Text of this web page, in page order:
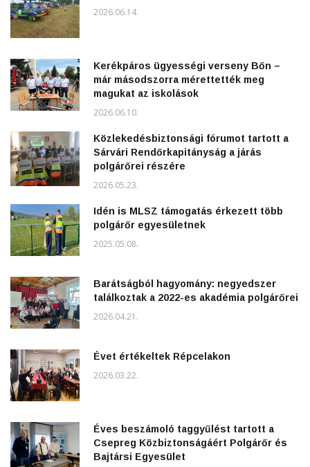
2026.06.14.
Kerékpáros ügyességi verseny Bőn –
már másodszorra mérettették meg
magukat az iskolások
2026.06.10.
Közlekedésbiztonsági fórumot tartott a
Sárvári Rendőrkapitányság a járás
polgárőrei részére
2026.05.23.
Idén is MLSZ támogatás érkezett több
polgárőr egyesületnek
2025.05.08.
Barátságból hagyomány: negyedszer
találkoztak a 2022-es akadémia polgárőrei
2026.04.21.
Évet értékeltek Répcelakon
2026.03.22.
Éves beszámoló taggyűlést tartott a
Csepreg Közbiztonságáért Polgárőr és
Bajtársi Egyesület